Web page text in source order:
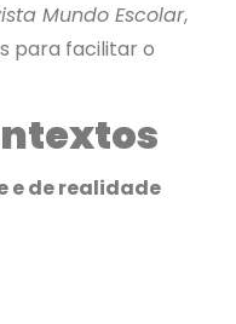
Mundo Escolar,
para facilitar o
e de realidade